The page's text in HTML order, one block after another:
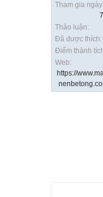
Tham gia ngày:
Thảo luận:
Đã được thích:
Điểm thành
Web:
https://